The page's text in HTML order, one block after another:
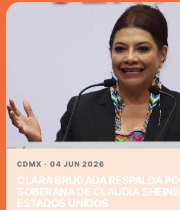
CDMX · 04 JUN 2026
CLARA BRUGADA RESPALDA
SOBERANA DE CLAUDIA
ESTADOS UNIDOS